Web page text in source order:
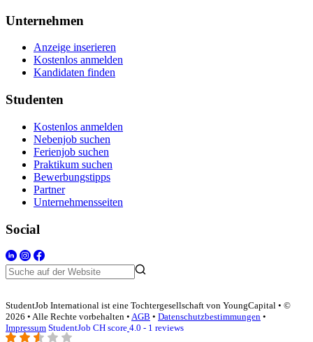
Unternehmen
Anzeige inserieren
Kostenlos anmelden
Kandidaten finden
Studenten
Kostenlos anmelden
Nebenjob suchen
Ferienjob suchen
Praktikum suchen
Bewerbungstipps
Partner
Unternehmensseiten
Social
StudentJob International ist eine Tochtergesellschaft von YoungCapital • ©
2026 • Alle Rechte vorbehalten • AGB • Datenschutzbestimmungen •
Impressum StudentJob CH score 4.0 - 1 reviews